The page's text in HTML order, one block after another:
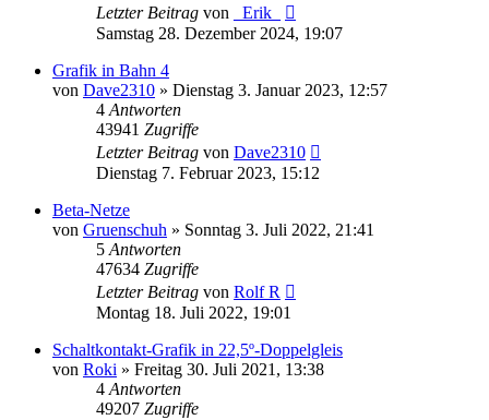
Letzter Beitrag von
_Erik_
Samstag 28. Dezember 2024, 19:07
Grafik in Bahn 4
von Dave2310 » Dienstag 3. Januar 2023, 12:57
4 Antworten
43941 Zugriffe
Letzter Beitrag von Dave2310
Dienstag 7. Februar 2023, 15:12
Beta-Netze
von Gruenschuh » Sonntag 3. Juli 2022, 21:41
5 Antworten
47634 Zugriffe
Letzter Beitrag von Rolf R
Montag 18. Juli 2022, 19:01
Schaltkontakt-Grafik in 22,5º-Doppelgleis
von Roki » Freitag 30. Juli 2021, 13:38
4 Antworten
49207 Zugriffe